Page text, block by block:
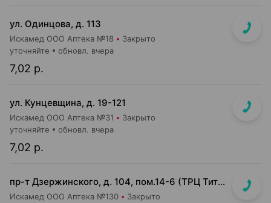
ул. Одинцова, д. 113
Искамед ООО Аптека №18 Закрыто
7,02 р.
уточняйте обновл. вчера
ул. Кунцевщина, д. 19-121
Искамед ООО Аптека №31 Закрыто
7,02 р.
уточняйте обновл. вчера
пр-т Дзержинского, д. 104, пом.14-6 (ТРЦ Титан)
Искамед ООО Аптека №130 Закрыто